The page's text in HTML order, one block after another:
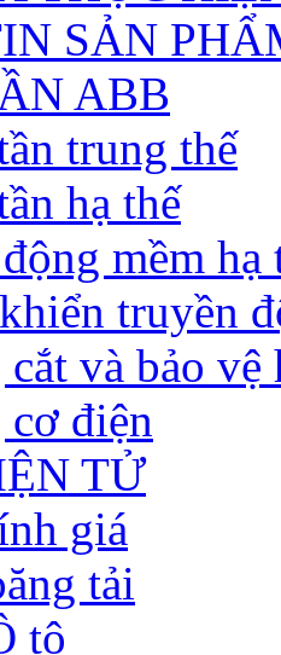
SẢN
ABB
trung thế
hạ thế
mềm hạ
truyền
và bảo vệ
điện
TỬ
giá
tải
tô